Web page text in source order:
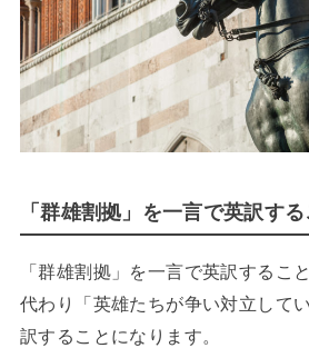
「群雄割拠」を一言で英訳す
「群雄割拠」を一言で英訳するこ
代わり「英雄たちが争い対立して
訳することになります。